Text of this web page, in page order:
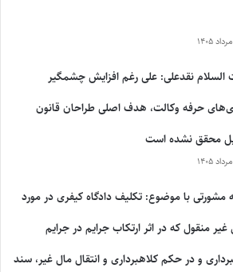
نقدعلی: علی رغم افزایش چشمگیر
حرفه وکالت، هدف اصلی طراحان قانون
محقق نشده است
مشورتی با موضوع: تکلیف دادگاه کیفری در مورد
غیر منقول که در اثر ارتکاب جرایم در جرایم
و در حکم کلاهبرداری و انتقال مال غیر، سند